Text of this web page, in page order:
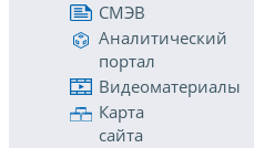
СМЭВ
Аналитический
портал
Видеоматериалы
Карта
сайта